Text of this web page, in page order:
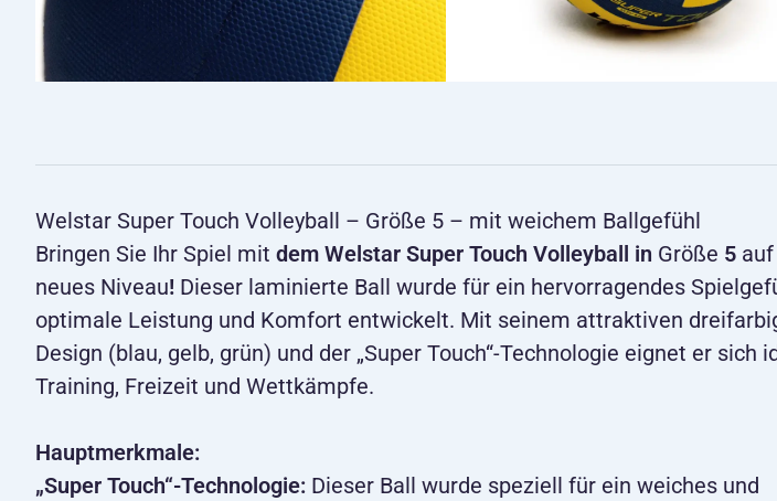
Welstar Super Touch Volleyball – Größe 5 – mit weichem Ballgefühl
Bringen Sie Ihr Spiel mit dem Welstar Super Touch Volleyball in Größe 5
neues Niveau! Dieser laminierte Ball wurde für ein hervorragendes
optimale Leistung und Komfort entwickelt. Mit seinem attraktiven
Design (blau, gelb, grün) und der „Super Touch“-Technologie eignet er sich
Training, Freizeit und Wettkämpfe.
Hauptmerkmale:
„Super Touch“-Technologie: Dieser Ball wurde speziell für ein weiches und